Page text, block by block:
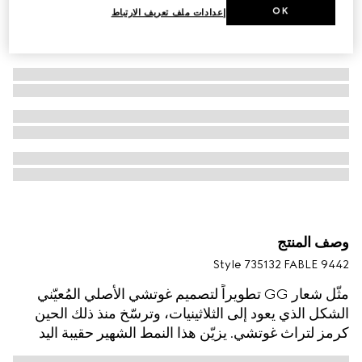
وصف المنتج
Style ‎735132 FABLE 9442
مثّل شعار GG تطويراً لتصميم غوتشي الأصلي المُعيّني
الشكل الذي يعود إلى الثلاثينيات، وترسّخ منذ ذلك الحين
كرمز لتراث غوتشي. يزيّن هذا النمط الشهير حقيبة اليد
الصغيرة هذه كجزء من مجموعة Ophidia الأخيرة. يكتمل
إعدادات ملف تعريف الارتباط OK